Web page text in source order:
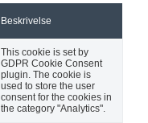
Beskrivelse
This cookie is set by
GDPR Cookie Consent
plugin. The cookie is
used to store the user
consent for the cookies in
the category "Analytics".